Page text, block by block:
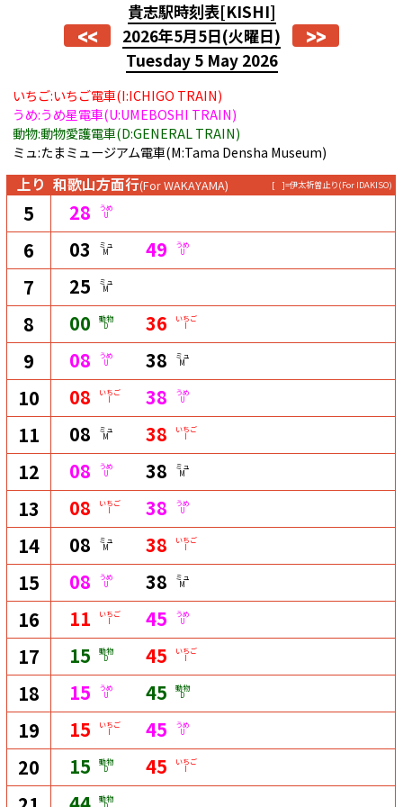
<<
貴志駅時刻表[KISHI]
2026年5月5日(火曜日)
Tuesday 5 May 2026
>>
いちご:いちご電車(I:ICHIGO TRAIN)
うめ:うめ星電車(U:UMEBOSHI TRAIN)
動物:動物愛護電車(D:GENERAL TRAIN)
ミュ:たまミュージアム電車(M:Tama Densha Museum)
上り 和歌山方面行(For WAKAYAMA) [ ]=伊太祈曽止り(For IDAKISO)
5 28 うめ
U
6 03 ミュ
M 49 うめ
U
7 25 ミュ
M
8 00 動物
D 36 いちご
I
9 08 うめ
U 38 ミュ
M
10 08 いちご
I 38 うめ
U
11 08 ミュ
M 38 いちご
I
12 08 うめ
U 38 ミュ
M
13 08 いちご
I 38 うめ
U
14 08 ミュ
M 38 いちご
I
15 08 うめ
U 38 ミュ
M
16 11 いちご
I 45 うめ
U
17 15 動物
D 45 いちご
I
18 15 うめ
U 45 動物
D
19 15 いちご
I 45 うめ
U
20 15 動物
D 45 いちご
I
動物